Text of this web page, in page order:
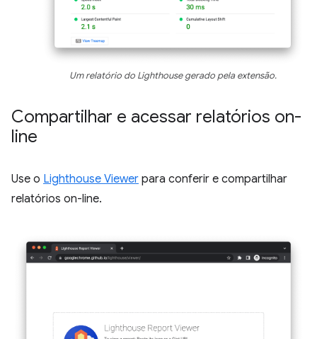
Um relatório do Lighthouse gerado pela extensão.
Compartilhar e acessar relatórios on-
line
Use o Lighthouse Viewer para conferir e compartilhar
relatórios on-line.